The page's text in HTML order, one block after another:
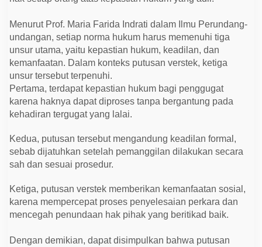
Menurut Prof. Maria Farida Indrati dalam Ilmu Perundang-
undangan, setiap norma hukum harus memenuhi tiga
unsur utama, yaitu kepastian hukum, keadilan, dan
kemanfaatan. Dalam konteks putusan verstek, ketiga
unsur tersebut terpenuhi.
Pertama, terdapat kepastian hukum bagi penggugat
karena haknya dapat diproses tanpa bergantung pada
kehadiran tergugat yang lalai.
Kedua, putusan tersebut mengandung keadilan formal,
sebab dijatuhkan setelah pemanggilan dilakukan secara
sah dan sesuai prosedur.
Ketiga, putusan verstek memberikan kemanfaatan sosial,
karena mempercepat proses penyelesaian perkara dan
mencegah penundaan hak pihak yang beritikad baik.
Dengan demikian, dapat disimpulkan bahwa putusan